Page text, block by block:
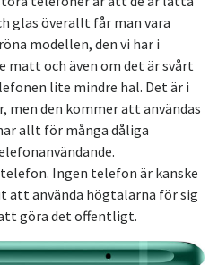
glas överallt får man vara
modellen, den vi har i
matt och även om det är svårt
lite mindre hal. Det är i
den kommer att användas
allt för många dåliga
Ingen telefon är kanske
att använda högtalarna för sig
göra det offentligt.